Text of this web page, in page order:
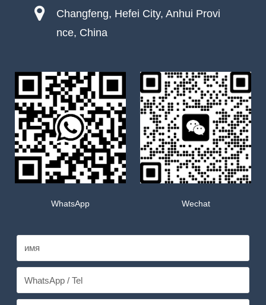
Changfeng, Hefei City, Anhui Provi
nce, China
WhatsApp Wechat